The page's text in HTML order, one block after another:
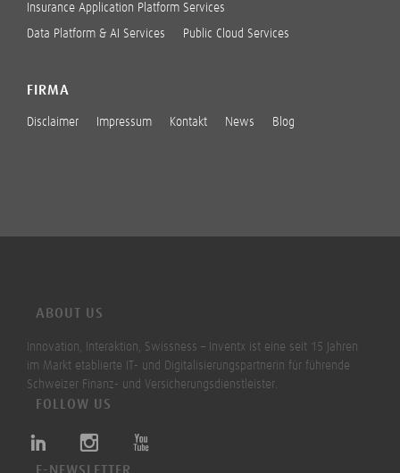
Insurance Application Platform Services
Data Platform & AI Services Public Cloud Services
FIRMA
Disclaimer Impressum Kontakt News Blog
ABOUT US
Innovation, Interaktion, Swissness – Inventx ist eine seit 15 Jahren
im Markt etablierte IT- und Digitalisierungspartnerin für führende
Schweizer Finanz- und Versicherungsdienstleister.
FOLLOW US